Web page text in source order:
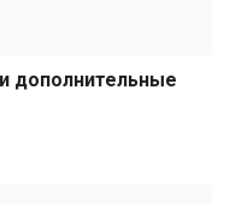
дополнительные